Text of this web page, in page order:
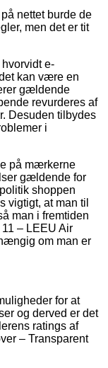
nettet burde de
men det er tit
e-
kan være en
gældende
revurderes af
Desuden tilbydes
i
på mærkerne
gældende for
shoppen
vigtigt, at man til
man i fremtiden
– LEEU Air
om man er
for at
og derved er det
ratings af
– Transparent